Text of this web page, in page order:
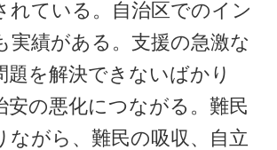
れている。自治区でのイン
実績がある。支援の急激な
題を解決できないばかり
安の悪化につながる。難民
ながら、難民の吸収、自立